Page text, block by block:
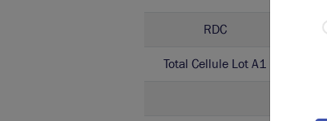
RDC
Total Cellule Lot A1